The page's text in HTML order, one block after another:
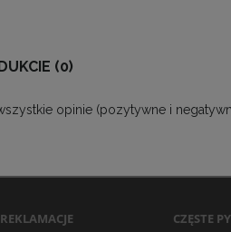
(0)
opinie (pozytywne i
CZĘSTE